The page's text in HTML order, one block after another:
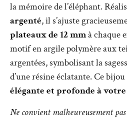
la mémoire de l’éléphant.
argenté, il s’ajuste
plateaux de 12 mmà chaque
motif en argile polymère aux
argentées, symbolisant la
d’une résine éclatante. Ce
élégante et profonde à
Ne convient malheureusement